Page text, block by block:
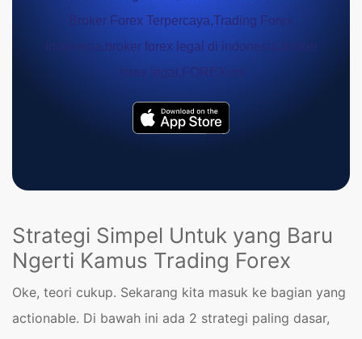
Strategi Simpel Untuk yang Baru
Ngerti Kamus Trading Forex
Oke, teori cukup. Sekarang kita masuk ke bagian yang
actionable. Di bawah ini ada 2 strategi paling dasar,